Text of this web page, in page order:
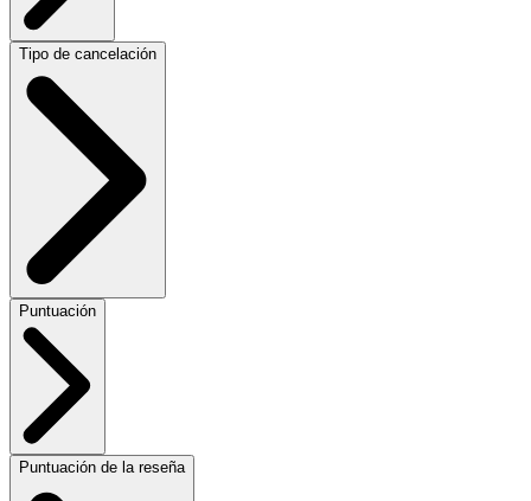
Tipo de cancelación
Puntuación
Puntuación de la reseña